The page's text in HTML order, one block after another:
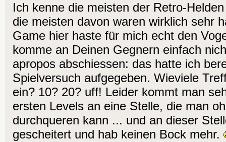
Ich kenne die meisten der Retro-
die meisten davon waren wirklich sehr
Game hier haste für mich echt den
komme an Deinen Gegnern einfach
apropos abschiessen: das hatte ich
Spielversuch aufgegeben. Wieviele
ein? 10? 20? uff! Leider kommt man
ersten Levels an eine Stelle, die man
durchqueren kann ... und an dieser
gescheitert und hab keinen Bock mehr.